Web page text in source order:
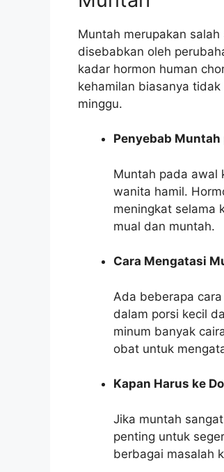
Muntah merupakan
disebabkan oleh
kadar hormon human
kehamilan biasanya
minggu.
Penyebab Muntah
Muntah pada awal
wanita hamil.
meningkat selama
mual dan muntah.
Cara Mengatasi
Ada beberapa
dalam porsi kecil
minum banyak
obat untuk
Kapan Harus ke
Jika muntah
penting untuk
berbagai masalah